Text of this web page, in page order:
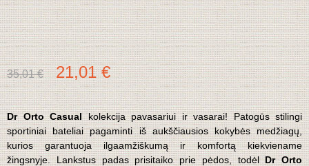
35,01 € 21,01 €
Dr Orto Casualkolekcija pavasariui ir vasarai! Patogūs stilingi
sportiniai bateliai pagaminti iš aukščiausios kokybės medžiagų,
kurios garantuoja ilgaamžiškumą ir komfortą kiekviename
žingsnyje. Lankstus padas prisitaiko prie pėdos, todėlDr Orto